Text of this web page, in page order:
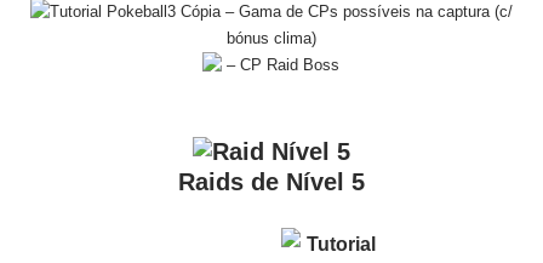
– Gama de CPs possíveis na captura (c/
bónus clima)
– CP Raid Boss
Raids de Nível 5